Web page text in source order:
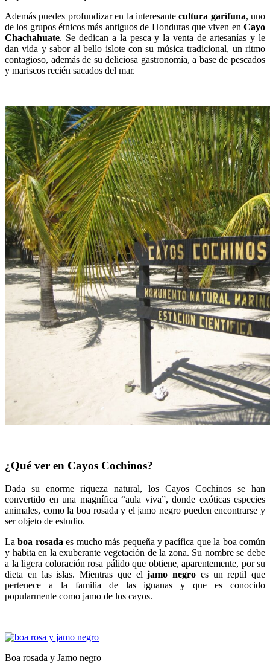
Además puedes profundizar en la interesantecultura garífuna, uno
de los grupos étnicos más antiguos de Honduras que viven en Cayo
Chachahuate. Se dedican a la pesca y la venta de artesanías y le
dan vida y sabor al bello islote con su música tradicional, un ritmo
contagioso, además de su deliciosa gastronomía, a base de pescados
y mariscos recién sacados del mar.
¿Qué ver en Cayos Cochinos?
Dada su enorme riqueza natural, los Cayos Cochinos se han
convertido en una magnífica “aula viva”, donde exóticas especies
animales, como la boa rosada y el jamo negro pueden encontrarse y
ser objeto de estudio.
Laboa rosada es mucho más pequeña y pacífica que la boa común
y habita en la exuberante vegetación de la zona. Su nombre se debe
a la ligera coloración rosa pálido que obtiene, aparentemente, por su
dieta en las islas. Mientras que eljamo negro es un reptil que
pertenece a la familia de las iguanas y que es conocido
popularmente como jamo de los cayos.
Boa rosada y Jamo negro